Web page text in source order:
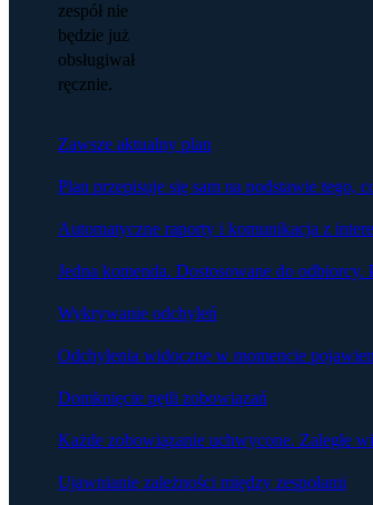
zespół nie
będzie już
obsługiwał
ręcznie.
Zawsze aktualny plan
Plan przepisuje się sam na podstawie tego,
Automatyczne raporty i komunikacja z
Jedna komenda. Dostosowane do
Wykrywanie odchyleń
Odchylenia widoczne w momencie
Domknięcie pętli zobowiązań
Każde zobowiązanie uchwycone. Zaległe
Ujawnianie zależności między zespołami